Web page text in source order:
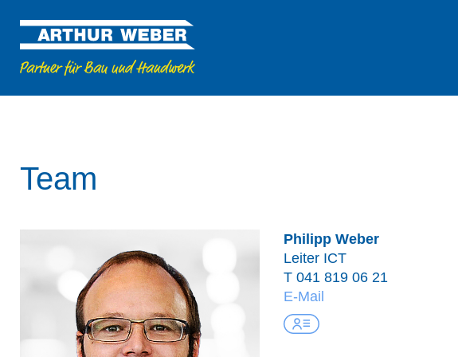
Team
Philipp Weber
Leiter ICT
T 041 819 06 21
E-Mail